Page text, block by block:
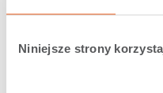
Niniejsze strony